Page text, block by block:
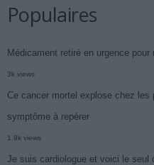
Populaires
Médicament retiré en urgence
3k views
Ce cancer mortel explose chez
symptôme à repérer
1.9k views
Je suis cardiologue et voici le seul